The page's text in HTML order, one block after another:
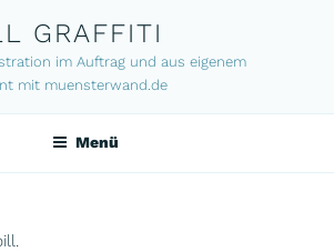
GRAFFITI
im Auftrag und aus eigenem
mit muensterwand.de
Menü